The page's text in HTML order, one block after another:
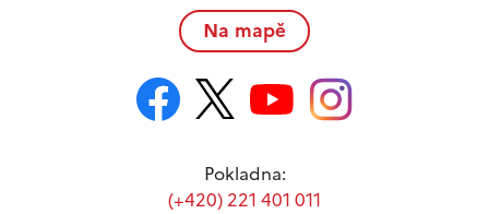
Na mapě
Pokladna:
(+420) 221 401 011